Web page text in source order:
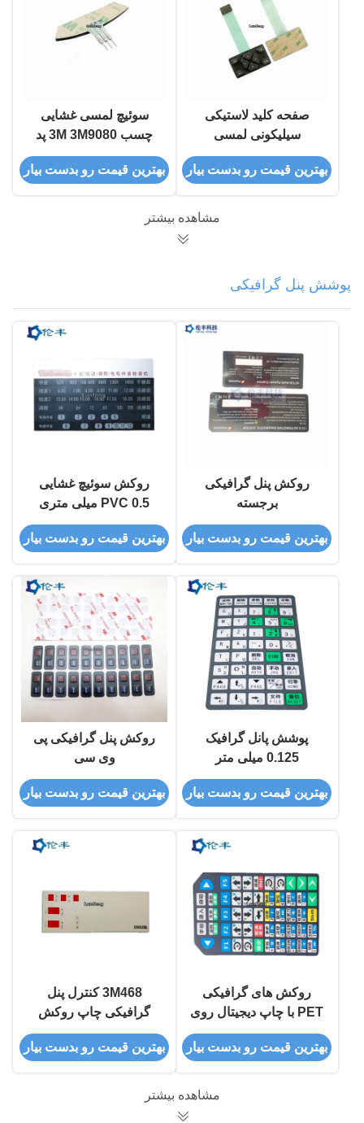
صفحه کلید لاستیکی
سیلیکونی لمسی
3M9080 صفحه کلید غیر
لمسی ضد آب مات
بهترین قیمت رو بدست بیار
سوئیچ لمسی غشایی
چسب 3M 3M9080 پد
لاستیکی سیلیکونی
بهترین قیمت رو بدست بیار
مشاهده بیشتر
پوشش پنل گرافیکی
روکش پنل گرافیکی
برجسته
بهترین قیمت رو بدست بیار
روکش سوئیچ غشایی
PVC 0.5 میلی متری
بهترین قیمت رو بدست بیار
پوشش پانل گرافیک
0.125 میلی متر
بهترین قیمت رو بدست بیار
روکش پنل گرافیکی پی
وی سی
بهترین قیمت رو بدست بیار
روکش های گرافیکی
PET با چاپ دیجیتال روی
صفحه کنترل پنل جلویی
ابریشمی
بهترین قیمت رو بدست بیار
3M468 کنترل پنل
گرافیکی چاپ روکش
PET PC قرمز شفاف
بهترین قیمت رو بدست بیار
مشاهده بیشتر